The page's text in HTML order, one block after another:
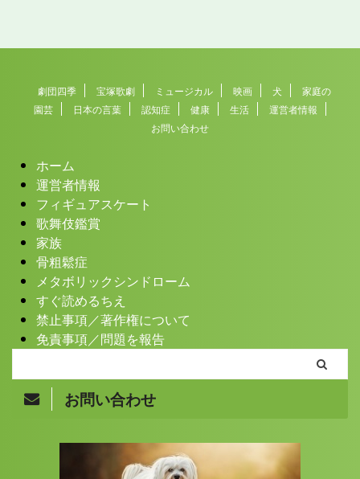
劇団四季 宝塚歌劇 ミュージカル 映画 犬
家庭の
園芸
日本の言葉 認知症 健康 生活
運営者情報
お問い合わせ
ホーム
運営者情報
フィギュアスケート
歌舞伎鑑賞
家族
骨粗鬆症
メタボリックシンドローム
すぐ読めるちえ
禁止事項／著作権について
免責事項／問題を報告
お問い合わせ